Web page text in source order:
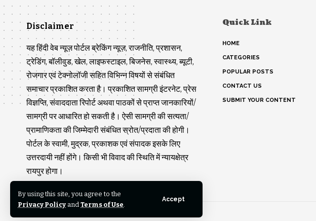
By using this site, you agree to the
Privacy Policy and Terms of Use.
Accept
Disclaimer
यह हिंदी वेब न्यूज़ पोर्टल ब्रेकिंग न्यूज़, राजनीति, प्रशासन,
ट्रेडिंग, बॉलीवुड, खेल, लाइफस्टाइल, बिजनेस, स्वास्थ्य, ब्यूटी,
रोजगार एवं टेक्नोलॉजी सहित विभिन्न विषयों से संबंधित
समाचार प्रकाशित करता है। प्रकाशित सामग्री इंटरनेट, प्रेस
विज्ञप्ति, संवाददाता रिपोर्ट अथवा पाठकों से प्राप्त जानकारियों/
सामग्री पर आधारित हो सकती है। ऐसी सामग्री की सत्यता/
प्रामाणिकता की जिम्मेदारी संबंधित स्रोत/प्रदाता की होगी।
पोर्टल के स्वामी, मुद्रक, प्रकाशक एवं संपादक इसके लिए
उत्तरदायी नहीं होंगे। किसी भी विवाद की स्थिति में न्यायक्षेत्र
रायपुर होगा।
Quick Link
HOME
CATEGORIES
POPULAR POSTS
CONTACT US
SUBMIT YOUR CONTENT